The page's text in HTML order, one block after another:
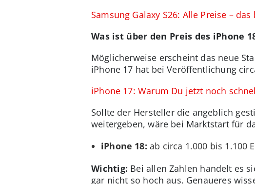
Samsung Galaxy S26: Alle Preise –
Was ist über den Preis des iPhone
Möglicherweise erscheint das neue
iPhone 17 hat bei Veröffentlichung
iPhone 17: Warum Du jetzt noch
Sollte der Hersteller die angeblich
weitergeben, wäre bei Marktstart für
iPhone 18: ab circa 1.000 bis 1.100
Wichtig: Bei allen Zahlen handelt es
gar nicht so hoch aus. Genaueres